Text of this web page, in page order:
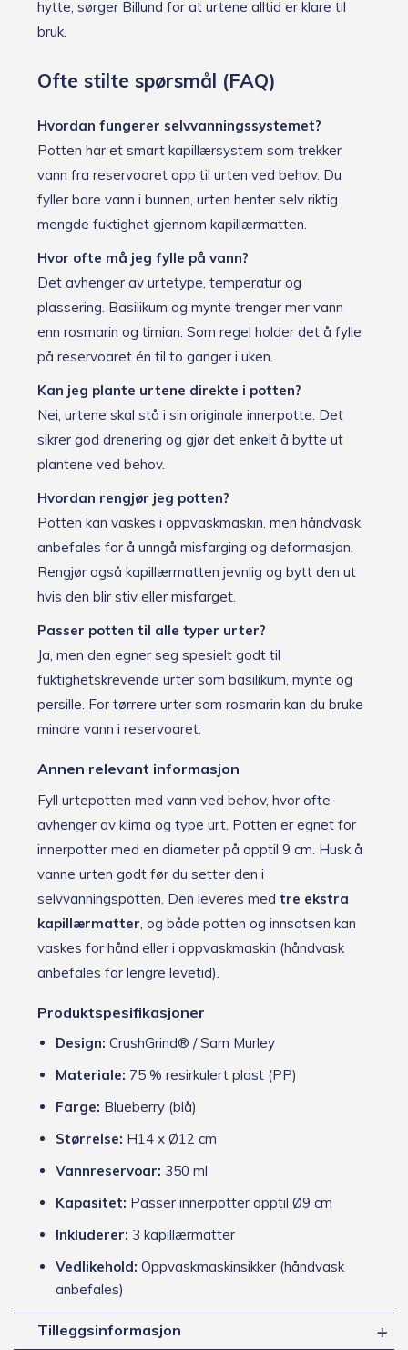
hytte, sørger Billund for at urtene alltid er klare til
bruk.
Ofte stilte spørsmål (FAQ)
Hvordan fungerer selvvanningssystemet?
Potten har et smart kapillærsystem som trekker
vann fra reservoaret opp til urten ved behov. Du
fyller bare vann i bunnen, urten henter selv riktig
mengde fuktighet gjennom kapillærmatten.
Hvor ofte må jeg fylle på vann?
Det avhenger av urtetype, temperatur og
plassering. Basilikum og mynte trenger mer vann
enn rosmarin og timian. Som regel holder det å fylle
på reservoaret én til to ganger i uken.
Kan jeg plante urtene direkte i potten?
Nei, urtene skal stå i sin originale innerpotte. Det
sikrer god drenering og gjør det enkelt å bytte ut
plantene ved behov.
Hvordan rengjør jeg potten?
Potten kan vaskes i oppvaskmaskin, men håndvask
anbefales for å unngå misfarging og deformasjon.
Rengjør også kapillærmatten jevnlig og bytt den ut
hvis den blir stiv eller misfarget.
Passer potten til alle typer urter?
Ja, men den egner seg spesielt godt til
fuktighetskrevende urter som basilikum, mynte og
persille. For tørrere urter som rosmarin kan du bruke
mindre vann i reservoaret.
Annen relevant informasjon
Fyll urtepotten med vann ved behov, hvor ofte
avhenger av klima og type urt. Potten er egnet for
innerpotter med en diameter på opptil 9 cm. Husk å
vanne urten godt før du setter den i
selvvanningspotten. Den leveres med tre ekstra
kapillærmatter, og både potten og innsatsen kan
vaskes for hånd eller i oppvaskmaskin (håndvask
anbefales for lengre levetid).
Produktspesifikasjoner
Design: CrushGrind® / Sam Murley
Materiale: 75 % resirkulert plast (PP)
Farge: Blueberry (blå)
Størrelse: H14 x Ø12 cm
Vannreservoar: 350 ml
Kapasitet: Passer innerpotter opptil Ø9 cm
Inkluderer: 3 kapillærmatter
Vedlikehold: Oppvaskmaskinsikker (håndvask
anbefales)
Tilleggsinformasjon